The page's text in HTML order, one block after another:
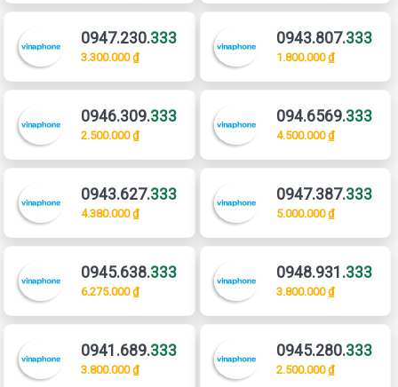
0947.230.333
3.300.000 ₫
0943.807.333
1.800.000 ₫
0946.309.333
2.500.000 ₫
094.6569.333
4.500.000 ₫
0943.627.333
4.380.000 ₫
0947.387.333
5.000.000 ₫
0945.638.333
6.275.000 ₫
0948.931.333
3.800.000 ₫
0941.689.333
3.800.000 ₫
0945.280.333
2.500.000 ₫